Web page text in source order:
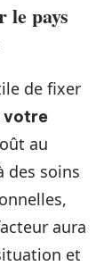
le pays
de fixer
votre
au
des soins
aura
et